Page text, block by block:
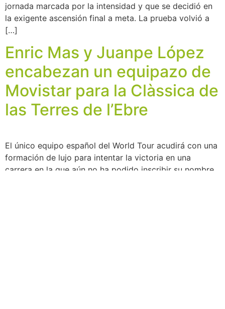
jornada marcada por la intensidad y que se decidió en
la exigente ascensión final a meta. La prueba volvió a
[…]
Enric Mas y Juanpe López
encabezan un equipazo de
Movistar para la Clàssica de
las Terres de l’Ebre
El único equipo español del World Tour acudirá con una
formación de lujo para intentar la victoria en una
carrera en la que aún no ha podido inscribir su nombre